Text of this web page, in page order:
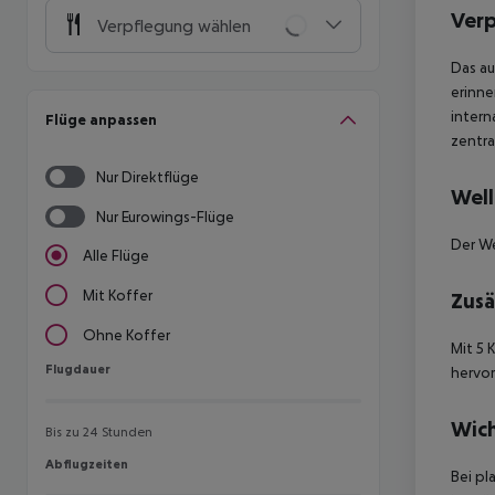
Verpflegung wählen
Flüge anpassen
Nur Direktflüge
Nur Eurowings-Flüge
Alle Flüge
Mit Koffer
Ohne Koffer
Flugdauer
Flugdauer
Bis zu 24 Stunden
Abflugzeiten
Abflugzeiten
Das
Der
Mit 5
Bei